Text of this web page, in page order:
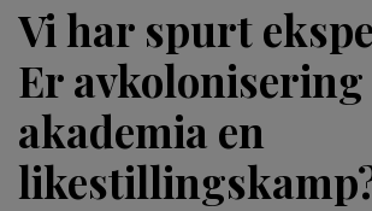
hovedinnhold
Vi har spurt
Er avkolonisering
akademia en